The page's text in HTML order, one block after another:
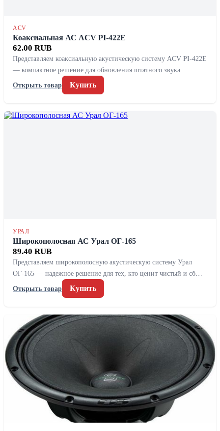
ACV
Коаксиальная АС ACV PI-422E
62.00 RUB
Представляем коаксиальную акустическую систему ACV PI-422E
— компактное решение для обновления штатного звука …
Открыть товар
Купить
УРАЛ
Широкополосная АС Урал ОГ-165
89.40 RUB
Представляем широкополосную акустическую систему Урал
ОГ-165 — надежное решение для тех, кто ценит чистый и сб…
Открыть товар
Купить